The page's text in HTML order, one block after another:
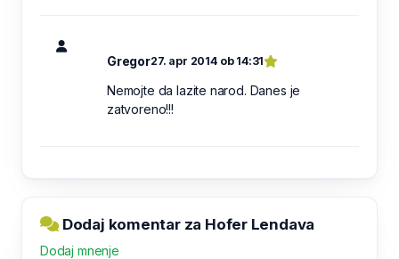
Gregor27. apr 2014 ob 14:31
Nemojte da lazite narod. Danes je
zatvoreno!!!
Dodaj komentar za Hofer Lendava
Dodaj mnenje